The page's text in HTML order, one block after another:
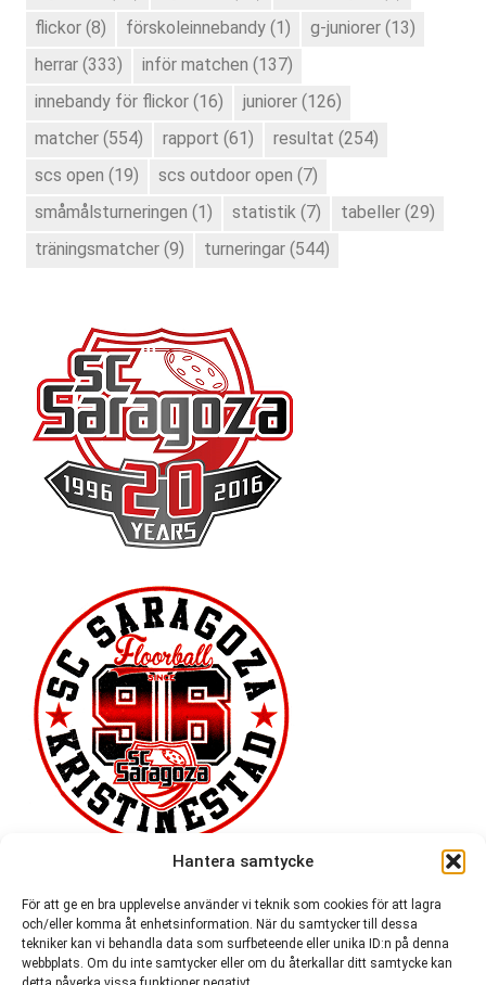
Hantera samtycke
För att ge en bra upplevelse använder vi teknik som cookies för att lagra
och/eller komma åt enhetsinformation. När du samtycker till dessa
tekniker kan vi behandla data som surfbeteende eller unika ID:n på denna
webbplats. Om du inte samtycker eller om du återkallar ditt samtycke kan
flickor (8) förskoleinnebandy (1) g-juniorer (13)
herrar (333) inför matchen (137)
innebandy för flickor (16) juniorer (126)
matcher (554) rapport (61) resultat (254)
scs open (19) scs outdoor open (7)
småmålsturneringen (1) statistik (7) tabeller (29)
träningsmatcher (9) turneringar (544)